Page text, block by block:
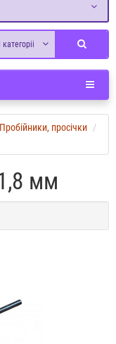
категоріі
Пробійники, просічки
мм